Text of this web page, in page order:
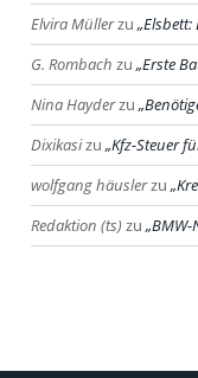
Elvira Müllerzu Elsbett:
G. Rombach zu Erste
Nina Hayderzu
Dixikasizu Kfz-Steuer
wolfgang häuslerzu
Redaktion (ts) zu BMW-